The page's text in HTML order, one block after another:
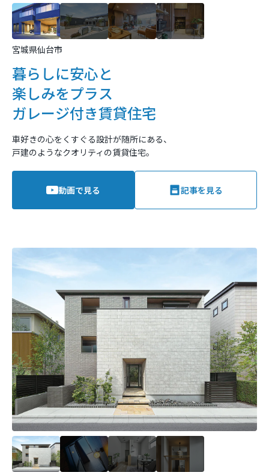
宮城県仙台市
暮らしに安心と
楽しみをプラス
ガレージ付き賃貸住宅
車好きの心をくすぐる設計が随所にある、
戸建のようなクオリティの賃貸住宅。
動画で見る 記事を見る